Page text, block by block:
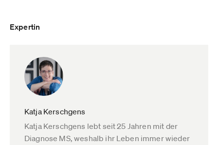
Expertin
Katja Kerschgens
Katja Kerschgens lebt seit 25 Jahren mit der
Diagnose MS, weshalb ihr Leben immer wieder